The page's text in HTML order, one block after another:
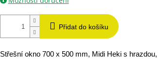
Přidat do košíku
Střešní okno 700 x 500 mm, Midi Heki s